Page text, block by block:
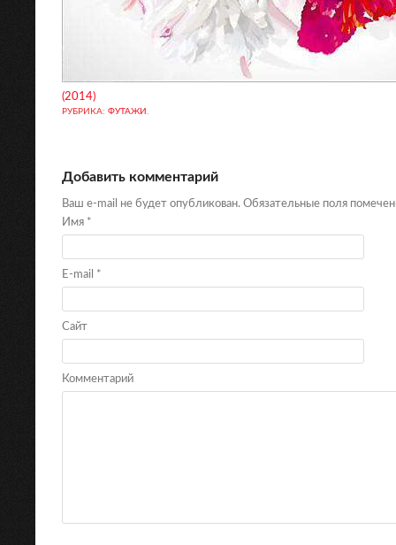
(2014)
РУБРИКА: ФУТАЖИ .
Добавить комментарий
Ваш e-mail не будет опубликован. Обязательные поля
Имя *
E-mail *
Сайт
Комментарий